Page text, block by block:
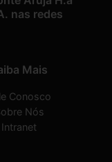
nas redes
Mais
Conosco
Nós
Intranet